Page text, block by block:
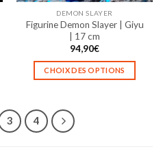
la
page
du
produit
DEMON SLAYER
Figurine Demon Slayer | Giyu
| 17 cm
94,90€
CHOIX DES OPTIONS
3 4